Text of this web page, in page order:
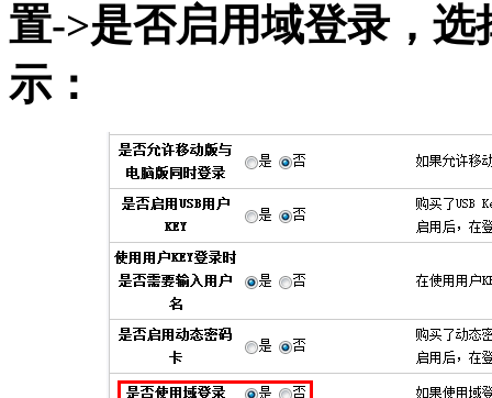
置->是否启用域登录，
示：